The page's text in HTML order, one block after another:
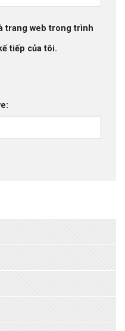
trang web trong trình
tiếp của tôi.